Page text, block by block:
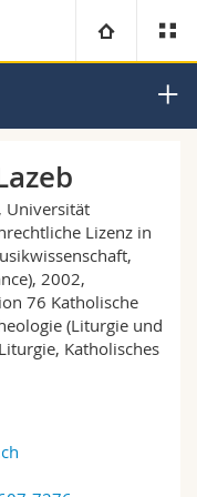
Fak.
Universität
Lizenz in
2002,
76 Katholische
(Liturgie und
Katholisches